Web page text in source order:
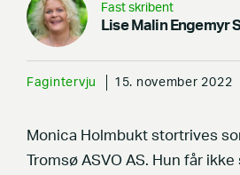
Fast skribent
Lise Malin Engemyr
Fagintervju 15. november 2022
Monica Holmbukt stortrives
Tromsø ASVO AS. Hun får